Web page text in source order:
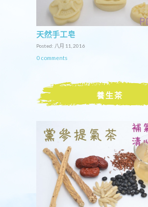
天然手工皂
Posted: 八月 11, 2016
0 comments
養生茶